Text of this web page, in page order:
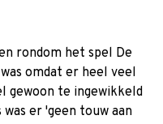
rondom het spel De
omdat er heel veel
gewoon te ingewikkeld
er 'geen touw aan